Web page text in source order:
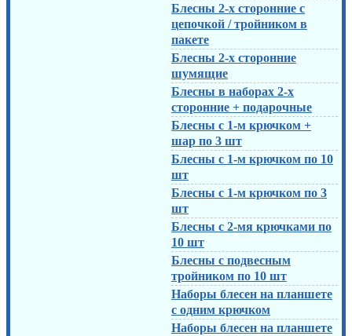
Блесны 2-х сторонние с
цепочкой / тройником в
пакете
Блесны 2-х сторонние
шумящие
Блесны в наборах 2-х
сторонние + подарочные
Блесны с 1-м крючком +
шар по 3 шт
Блесны с 1-м крючком по 10
шт
Блесны с 1-м крючком по 3
шт
Блесны с 2-мя крючками по
10 шт
Блесны с подвесным
тройником по 10 шт
Наборы блесен на планшете
с одним крючком
Наборы блесен на планшете